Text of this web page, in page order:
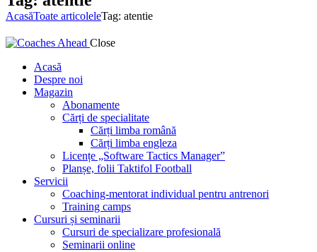
AcasăToate articoleleTag: atentie
Close
Acasă
Despre noi
Magazin
Abonamente
Cărți de specialitate
Cărți limba română
Cărți limba engleza
Licențe „Software Tactics Manager”
Planșe, folii Taktifol Football
Servicii
Coaching-mentorat individual pentru antrenori
Training camps
Cursuri și seminarii
Cursuri de specializare profesională
Seminarii online